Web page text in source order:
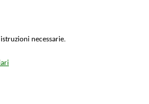
necessarie.